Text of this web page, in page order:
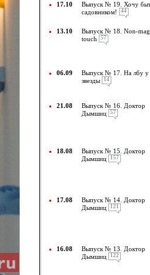
17.10
Выпуск № 19. Хочу
садовником!
44
13.10
Выпуск № 18. Non-
touch
57
06.09
Выпуск № 17. На лбу у
звезды
14
21.08
Выпуск № 16. Доктор
Дымшиц 57
18.08
Выпуск № 15. Доктор
Дымшиц
157
17.08
Выпуск № 14. Доктор
Дымшиц
121
16.08
Выпуск № 13. Доктор
Дымшиц
122